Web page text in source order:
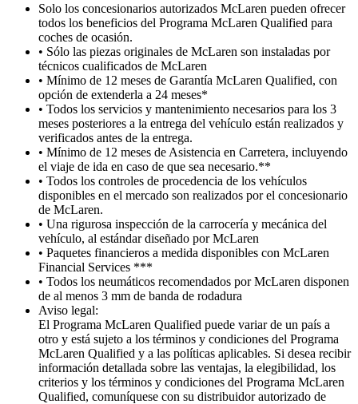
Solo los concesionarios autorizados McLaren pueden ofrecer
todos los beneficios del Programa McLaren Qualified para
coches de ocasión.
• Sólo las piezas originales de McLaren son instaladas por
técnicos cualificados de McLaren
• Mínimo de 12 meses de Garantía McLaren Qualified, con
opción de extenderla a 24 meses*
• Todos los servicios y mantenimiento necesarios para los 3
meses posteriores a la entrega del vehículo están realizados y
verificados antes de la entrega.
• Mínimo de 12 meses de Asistencia en Carretera, incluyendo
el viaje de ida en caso de que sea necesario.**
• Todos los controles de procedencia de los vehículos
disponibles en el mercado son realizados por el concesionario
de McLaren.
• Una rigurosa inspección de la carrocería y mecánica del
vehículo, al estándar diseñado por McLaren
• Paquetes financieros a medida disponibles con McLaren
Financial Services ***
• Todos los neumáticos recomendados por McLaren disponen
de al menos 3 mm de banda de rodadura
Aviso legal:
El Programa McLaren Qualified puede variar de un país a
otro y está sujeto a los términos y condiciones del Programa
McLaren Qualified y a las políticas aplicables. Si desea recibir
información detallada sobre las ventajas, la elegibilidad, los
criterios y los términos y condiciones del Programa McLaren
Qualified, comuníquese con su distribuidor autorizado de